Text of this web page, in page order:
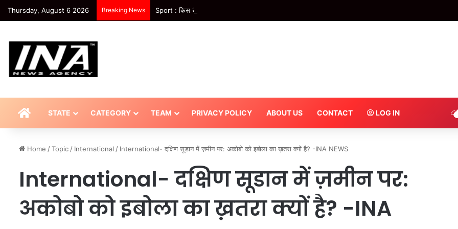
Thursday, August 6 2026 Breaking News Sport : किस चैनल पर होगा भारत-श्रीलंका वार्म-अप मैच का लाइव प्रसारण, जानिए कौन से ऐप पर देख पाएंगे Live
HOMESTATE CATEGORY TEAM PRIVACY POLICY ABOUT US CONTACT LOG IN
Home /Topic / International / International- दक्षिण सूडान में ज़मीन पर: अकोबो को इबोला का ख़तरा क्यों है? -INA NEWS
International- दक्षिण सूडान में ज़मीन पर:
अकोबो को इबोला का ख़तरा क्यों है? -INA